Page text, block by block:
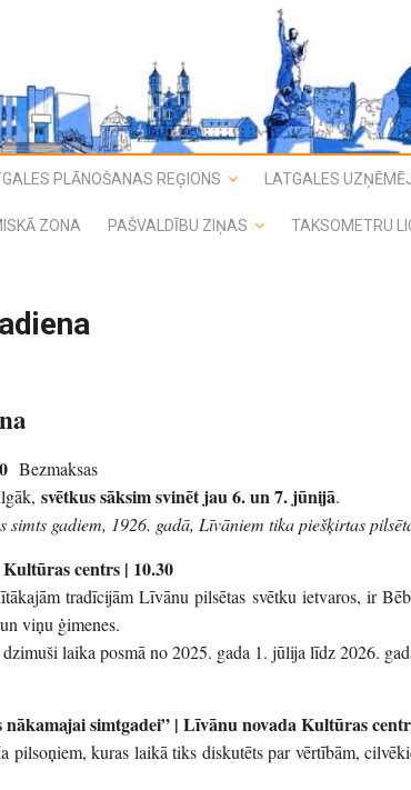
PLĀNOŠANAS REĢIONS LATGALES
ZONA PAŠVALDĪBU ZIŅAS TAKSOMETRU
Bezmaksas
svētkus sāksim svinēt jau 6. un 7. jūnijā.
gadiem, 1926. gadā, Līvāniem tika piešķirtas
centrs | 10.30
tradīcijām Līvānu pilsētas svētku ietvaros, ir
viņu ģimenes.
laika posmā no 2025. gada 1. jūlija līdz 2026.
simtgadei” | Līvānu novada Kultūras
pilsoņiem, kuras laikā tiks diskutēts par vērtībām,